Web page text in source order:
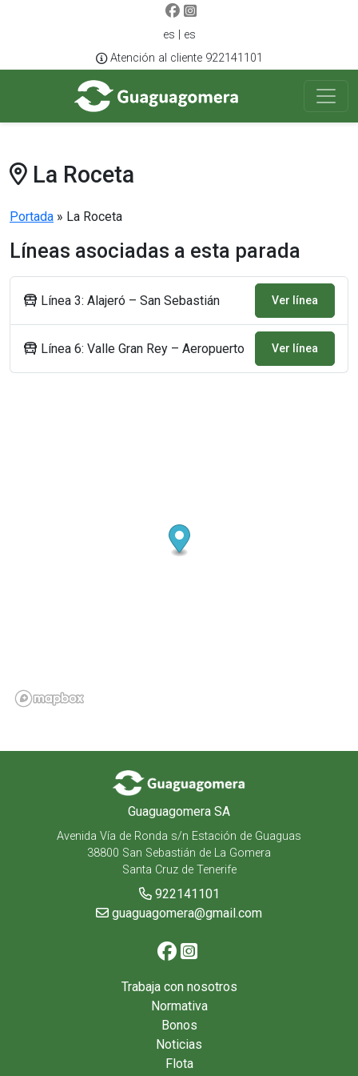
es | es
Atención al cliente 922141101
La Roceta
Portada » La Roceta
Líneas asociadas a esta parada
Línea 3: Alajeró – San Sebastián Ver línea
Línea 6: Valle Gran Rey – Aeropuerto Ver línea
Guaguagomera SA
Avenida Vía de Ronda s/n Estación de Guaguas
38800 San Sebastián de La Gomera
Santa Cruz de Tenerife
922141101
guaguagomera@gmail.com
Trabaja con nosotros
Normativa
Bonos
Noticias
Flota